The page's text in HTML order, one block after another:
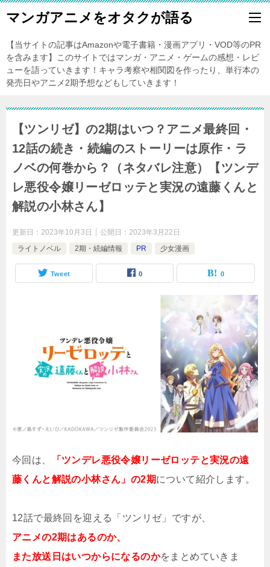
マンガアニメをオタクが語る
【当サイトの記事はAmazonや電子書籍・漫画アプリ・VOD等のPR
を含みます】このサイトではマンガ・アニメ・ゲームの感想・レビ
ューを語っていきます！キャラ考察や相関図を作ったり、単行本の
発売日やアニメ2期予想などもしていきます！
【ツンリゼ】の2期はいつ？アニメ最終回・
12話の続き・続編のストーリーは原作・ラ
ノベの何巻から？（ネタバレ注意）【ツンデ
レ悪役令嬢リーゼロッテと実況の遠藤くんと
解説の小林さん】
更新日： 2023年10月3日 公開日： 2023年3月22日
ライトノベル
2期・続編情報 PR 少女漫画
Tweet 0 0
今回は、
「ツンデレ悪役令嬢リーゼロッテと実況の遠
藤くんと解説の小林さん」の2期について紹介します。
12話で最終回を迎える「ツンリゼ」ですが、
アニメの2期はあるのか、
また放送日はいつからになるのかをまとめていきま